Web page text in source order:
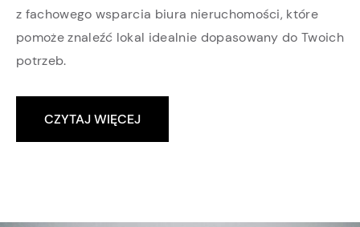
z fachowego wsparcia biura nieruchomości, które
pomoże znaleźć lokal idealnie dopasowany do Twoich
potrzeb.
CZYTAJ WIĘCEJ